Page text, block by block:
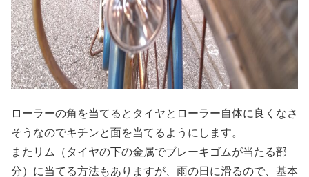
ローラーの角を当てるとタイヤとローラー自体に良くなさ
そうなのでキチンと面を当てるようにします。
またリム（タイヤの下の金属でブレーキゴムが当たる部
分）に当てる方法もありますが、雨の日に滑るので、基本